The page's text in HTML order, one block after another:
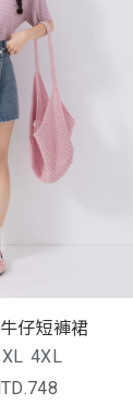
仔短褲裙
4XL